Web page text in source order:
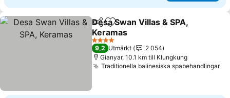
Dela Lägg till i Mina Favoriter
Desa Swan Villas & SPA,
Keramas
Se priser
4 Stjärnor
9,2 Utmärkt
2 054
Gianyar, 10.1 km till Klungkung
Traditionella balinesiska spabehandlingar